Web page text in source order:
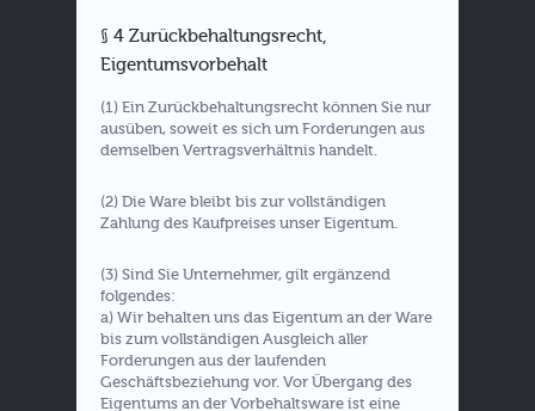
§ 4 Zurückbehaltungsrecht,
Eigentumsvorbehalt
(1) Ein Zurückbehaltungsrecht können Sie nur
ausüben, soweit es sich um Forderungen aus
demselben Vertragsverhältnis handelt.
(2) Die Ware bleibt bis zur vollständigen
Zahlung des Kaufpreises unser Eigentum.
(3) Sind Sie Unternehmer, gilt ergänzend
folgendes:
a) Wir behalten uns das Eigentum an der Ware
bis zum vollständigen Ausgleich aller
Forderungen aus der laufenden
Geschäftsbeziehung vor. Vor Übergang des
Eigentums an der Vorbehaltsware ist eine